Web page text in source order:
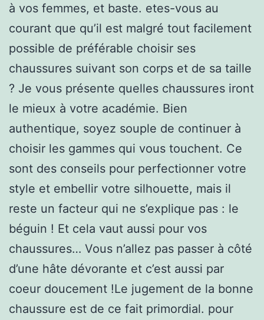
à vos femmes, et baste. etes-vous au
courant que qu’il est malgré tout facilement
possible de préférable choisir ses
chaussures suivant son corps et de sa taille
? Je vous présente quelles chaussures iront
le mieux à votre académie. Bien
authentique, soyez souple de continuer à
choisir les gammes qui vous touchent. Ce
sont des conseils pour perfectionner votre
style et embellir votre silhouette, mais il
reste un facteur qui ne s’explique pas : le
béguin ! Et cela vaut aussi pour vos
chaussures… Vous n’allez pas passer à côté
d’une hâte dévorante et c’est aussi par
coeur doucement !Le jugement de la bonne
chaussure est de ce fait primordial. pour